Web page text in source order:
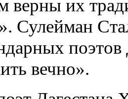
верны их
Сулейман
вечно».